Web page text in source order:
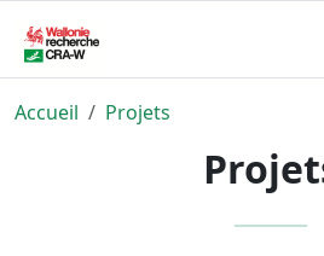
Accueil Projets